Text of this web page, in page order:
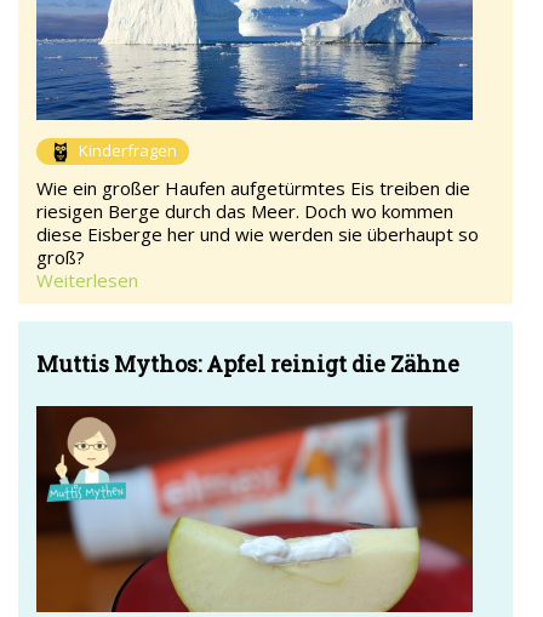
Kinderfragen
Wie ein großer Haufen aufgetürmtes Eis treiben die
riesigen Berge durch das Meer. Doch wo kommen
diese Eisberge her und wie werden sie überhaupt so
groß?
Weiterlesen
Muttis Mythos: Apfel reinigt die Zähne